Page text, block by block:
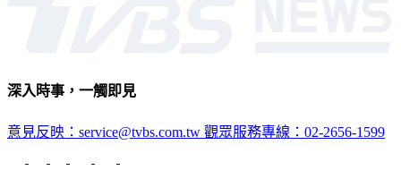
深入時事，一觸即見
意見反映：service@tvbs.com.tw 觀眾服務專線：02-2656-1599